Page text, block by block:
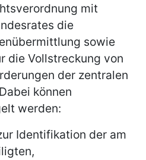
mit
die
sowie
die Vollstreckung von
der zentralen
Dabei können
werden:
Identifikation der am